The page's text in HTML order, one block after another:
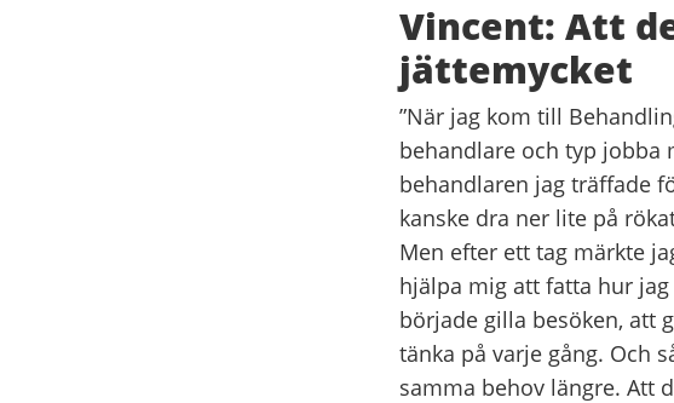
Vincent: Att
jättemycket
”När jag kom till
behandlare och typ jobba
behandlaren jag träffade
kanske dra ner lite på
Men efter ett tag märkte
hjälpa mig att fatta hur
började gilla besöken, att
tänka på varje gång. Och
samma behov längre. Att